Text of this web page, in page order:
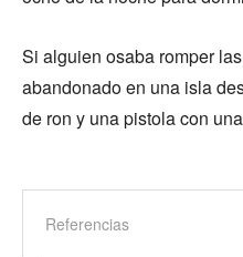
Si alguien osaba romper
abandonado en una isla
de ron y una pistola con
Referencias